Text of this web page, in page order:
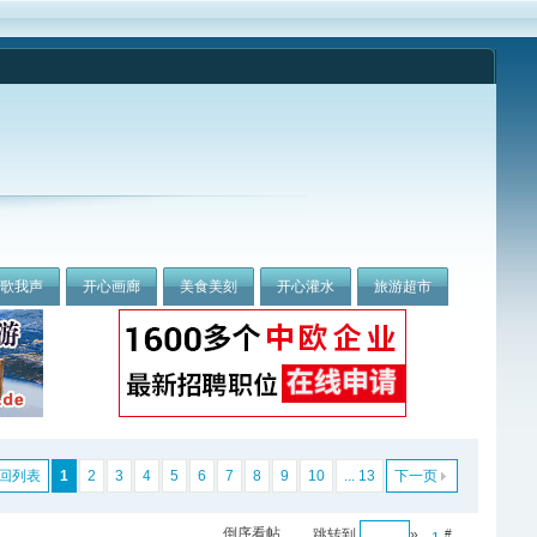
我声 开心画廊 美食美刻 开心灌水 旅游超市
1 2 3 4 5 6 7 8 9 10 ... 13 下一页
列表
#
倒序看帖